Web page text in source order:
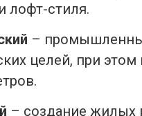
лофт-стиля.
–
целей, при
– создание жилых